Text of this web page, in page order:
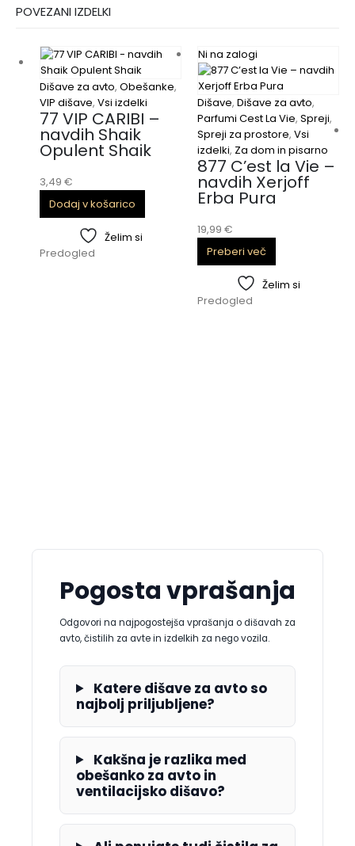
POVEZANI IZDELKI
Dišave za avto, Obešanke,
VIP dišave, Vsi izdelki
77 VIP CARIBI –
navdih Shaik
Opulent Shaik
3,49 €
Dodaj v košarico
Želim si
Predogled
Ni na zalogi
Dišave, Dišave za avto,
Parfumi Cest La Vie, Spreji,
Spreji za prostore, Vsi
izdelki, Za dom in pisarno
877 C’est la Vie –
navdih Xerjoff
Erba Pura
19,99 €
Preberi več
Želim si
Predogled
Pogosta vprašanja
Odgovori na najpogostejša vprašanja o dišavah za
avto, čistilih za avte in izdelkih za nego vozila.
Katere dišave za avto so
najbolj priljubljene?
Kakšna je razlika med
obešanko za avto in
ventilacijsko dišavo?